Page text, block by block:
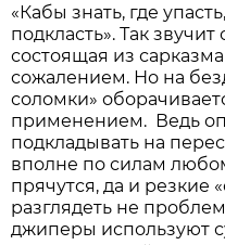
«Кабы знать, где
подкласть». Так
состоящая из
сожалением. Но на
соломки»
применением. Ведь
подкладывать на
вполне по силам
прячутся, да и резкие
разглядеть не
джиперы используют